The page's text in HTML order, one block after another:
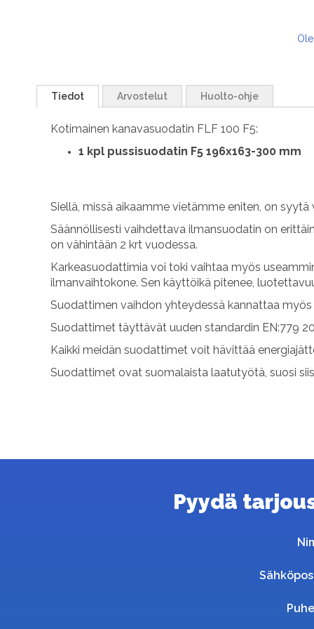
Tiedot
Kotimainen kanavasuodatin FLF 100 F5:
1 kpl pussisuodatin F5 196x163-300 mm
Siellä, missä aikaamme vietämme eniten, on
Säännöllisesti vaihdettava ilmansuodatin on
on vähintään 2 krt vuodessa.
Karkeasuodattimia voi toki vaihtaa myös
ilmanvaihtokone. Sen käyttöikä pitenee,
Suodattimen vaihdon yhteydessä kannattaa
Suodattimet täyttävät uuden standardin EN:779
Kaikki meidän suodattimet voit hävittää
Suodattimet ovat suomalaista laatutyötä, suosi
Arvostelut Huolto-ohje
Pyydä